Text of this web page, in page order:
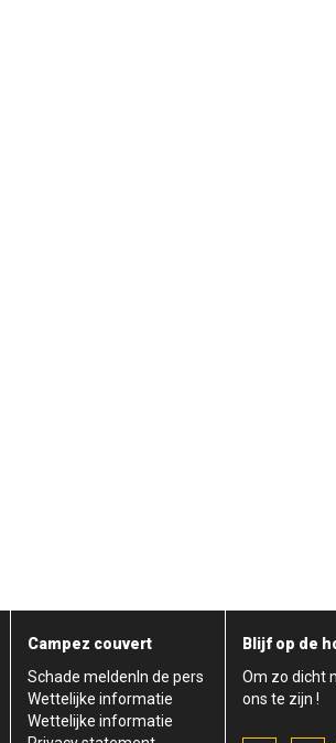
Campez couvert
Schade meldenIn de pers
Wettelijke informatie
Wettelijke informatie
Blijf op de
Om zo dicht
ons te zijn !